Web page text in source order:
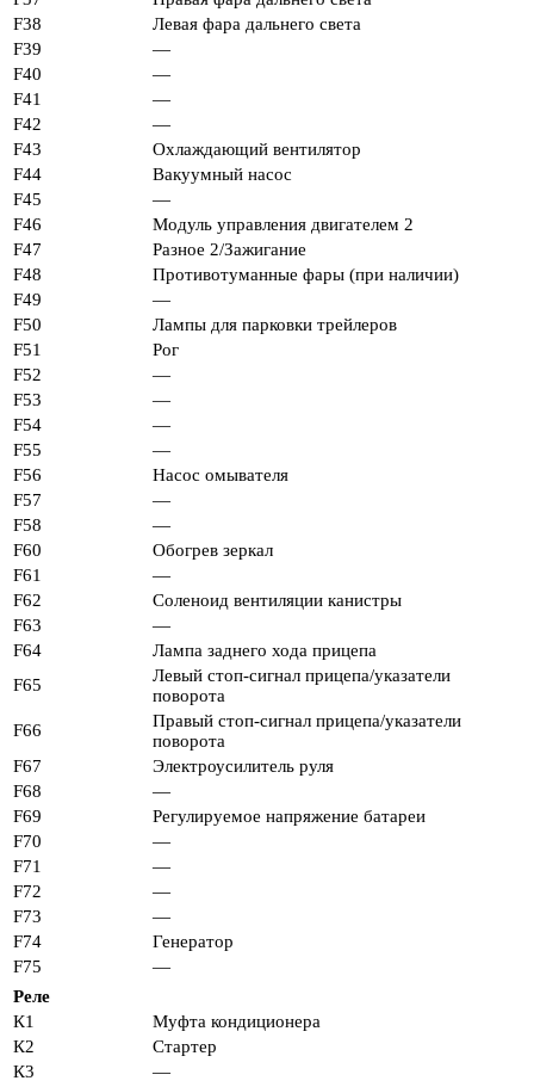
F38
Левая фара дальнего света
F39
—
F40
—
F41
—
F42
—
F43
Охлаждающий вентилятор
F44
Вакуумный насос
F45
—
F46
Модуль управления двигателем 2
F47
Разное 2/Зажигание
F48
Противотуманные фары (при наличии)
F49
—
F50
Лампы для парковки трейлеров
F51
Рог
F52
—
F53
—
F54
—
F55
—
F56
Насос омывателя
F57
—
F58
—
F60
Обогрев зеркал
F61
—
F62
Соленоид вентиляции канистры
F63
—
F64
Лампа заднего хода прицепа
F65
Левый стоп-сигнал прицепа/указатели
поворота
F66
Правый стоп-сигнал прицепа/указатели
поворота
F67
Электроусилитель руля
F68
—
F69
Регулируемое напряжение батареи
F70
—
F71
—
F72
—
F73
—
F74
Генератор
F75
—
Реле
К1
Муфта кондиционера
К2
Стартер
К3
—